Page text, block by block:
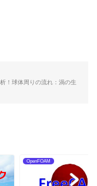
！球体周りの流れ：渦の生
OpenFOAM